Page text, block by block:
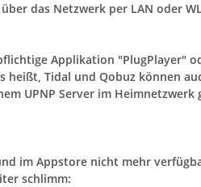
das Netzwerk per LAN oder
Applikation "PlugPlayer"
heißt, Tidal und Qobuz können
UPNP Server im
im Appstore nicht mehr
schlimm: